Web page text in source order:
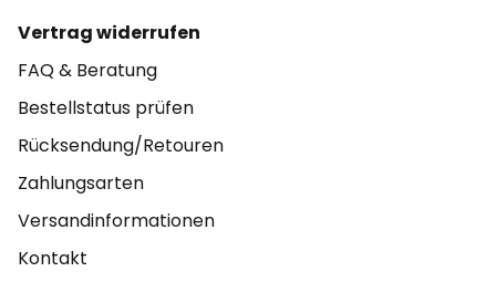
Vertrag widerrufen
FAQ & Beratung
Bestellstatus prüfen
Rücksendung/Retouren
Zahlungsarten
Versandinformationen
Kontakt